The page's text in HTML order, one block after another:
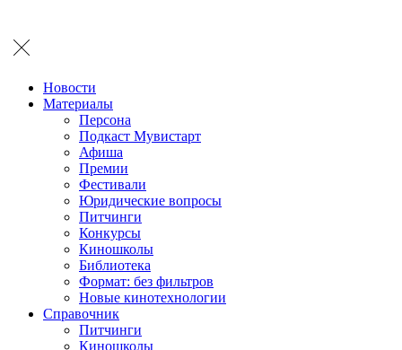
Новости
Материалы
Персона
Подкаст Мувистарт
Афиша
Премии
Фестивали
Юридические вопросы
Питчинги
Конкурсы
Киношколы
Библиотека
Формат: без фильтров
Новые кинотехнологии
Справочник
Питчинги
Киношколы